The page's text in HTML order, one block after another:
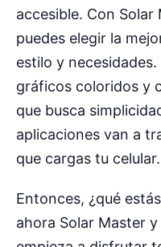
accesible. Con Solar
puedes elegir la
estilo y
gráficos coloridos y
que busca
aplicaciones van a
que cargas tu celular.
Entonces, ¿qué
ahora Solar Master